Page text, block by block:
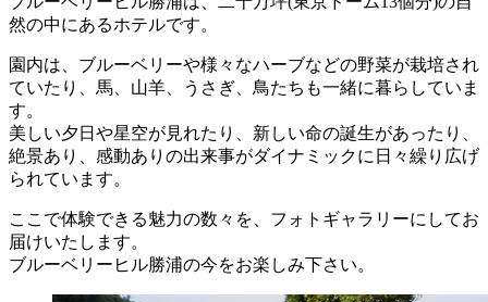
然の中にあるホテルです。
園内は、ブルーベリーや様々なハーブなどの野菜が栽培され
ていたり、馬、山羊、うさぎ、鳥たちも一緒に暮らしていま
す。
美しい夕日や星空が見れたり、新しい命の誕生があったり、
絶景あり、感動ありの出来事がダイナミックに日々繰り広げ
られています。
ここで体験できる魅力の数々を、フォトギャラリーにしてお
届けいたします。
ブルーベリーヒル勝浦の今をお楽しみ下さい。